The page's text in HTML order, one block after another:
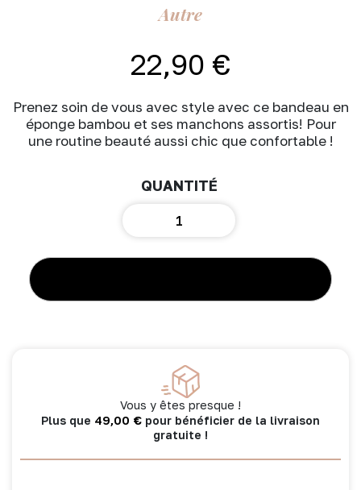
Autre
22,90 €
Prenez soin de vous avec style avec ce bandeau en
éponge bambou et ses manchons assortis! Pour
une routine beauté aussi chic que confortable !
bandeau
sauge
-
Poule
Vous y êtes presque !
Plus que 49,00 € pour bénéficier de la livraison
gratuite !